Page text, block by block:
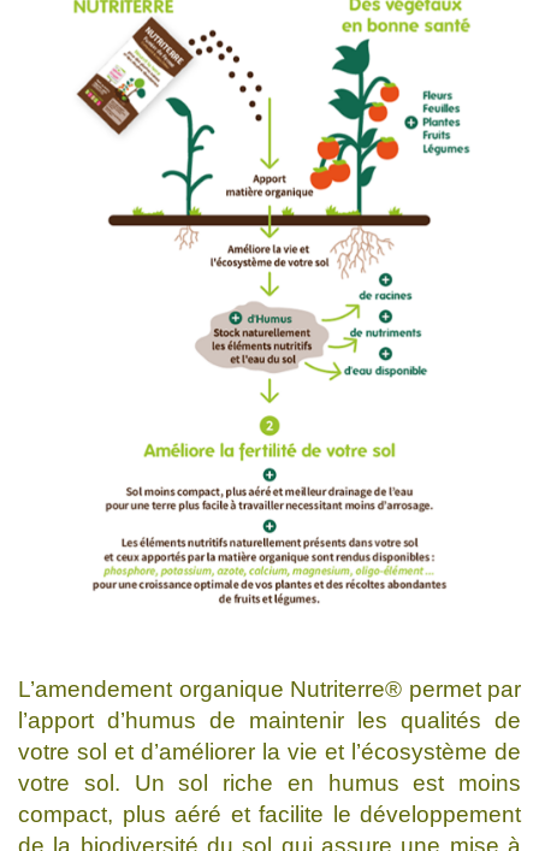
L’amendement organique Nutriterre® permet par
l’apport d’humus de maintenir les qualités de
votre sol et d’améliorer la vie et l’écosystème de
votre sol. Un sol riche en humus est moins
compact, plus aéré et facilite le développement
de la biodiversité du sol qui assure une mise à